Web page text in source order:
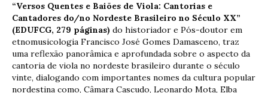
“Versos Quentes e Baiões de Viola: Cantorias e
Cantadores do/no Nordeste Brasileiro no Século XX”
(EDUFCG, 279 páginas) do historiador e Pós-doutor em
etnomusicologia Francisco José Gomes Damasceno, traz
uma reflexão panorâmica e aprofundada sobre o aspecto da
cantoria de viola no nordeste brasileiro durante o século
vinte, dialogando com importantes nomes da cultura popular
nordestina como, Câmara Cascudo, Leonardo Mota, Elba